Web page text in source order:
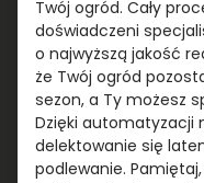
Twój ogród. Cały
doświadczeni
o najwyższą jakość
że Twój ogród
sezon, a Ty możesz
Dzięki automatyzacji
delektowanie się
podlewanie.